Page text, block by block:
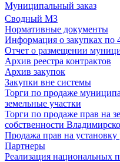
Муниципальный заказ
Сводный МЗ
Нормативные документы
Информация о закупках по
Отчет о размещении
Архив реестра контрактов
Архив закупок
Закупки вне системы
Торги по продаже
земельные участки
Торги по продаже прав на
собственности
Продажа прав на
Партнеры
Реализация национальных